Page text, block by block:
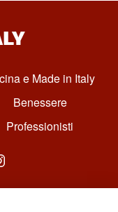
e Made in Italy
Benessere
Professionisti